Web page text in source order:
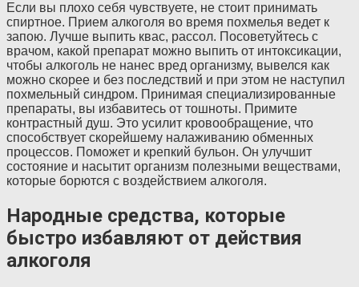
Если вы плохо себя чувствуете, не стоит принимать
спиртное. Прием алкоголя во время похмелья ведет к
запою. Лучше выпить квас, рассол. Посоветуйтесь с
врачом, какой препарат можно выпить от интоксикации,
чтобы алкоголь не нанес вред организму, вывелся как
можно скорее и без последствий и при этом не наступил
похмельный синдром. Принимая специализированные
препараты, вы избавитесь от тошноты. Примите
контрастный душ. Это усилит кровообращение, что
способствует скорейшему налаживанию обменных
процессов. Поможет и крепкий бульон. Он улучшит
состояние и насытит организм полезными веществами,
которые борются с воздействием алкоголя.
Народные средства, которые
быстро избавляют от действия
алкоголя